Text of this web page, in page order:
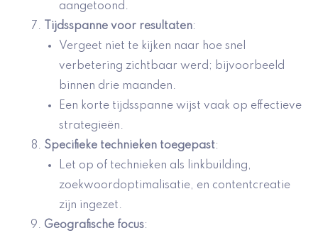
aangetoond.
Tijdsspanne voor resultaten:
Vergeet niet te kijken naar hoe snel
verbetering zichtbaar werd; bijvoorbeeld
binnen drie maanden.
Een korte tijdsspanne wijst vaak op effectieve
strategieën.
Specifieke technieken toegepast:
Let op of technieken als linkbuilding,
zoekwoordoptimalisatie, en contentcreatie
zijn ingezet.
Geografische focus: